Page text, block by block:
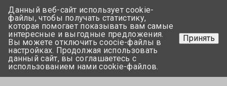
+375 17-350-99-56
+375 44-752-82-08
Задать вопрос
Данный веб-сайт использует cookie-
файлы, чтобы получать статистику,
которая помогает показывать вам самые
интересные и выгодные предложения.
Вы можете отключить coocie-файлы в
настройках. Продолжая использовать
данный сайт, вы соглашаетесь с
использованием нами cookie-файлов.
Принять